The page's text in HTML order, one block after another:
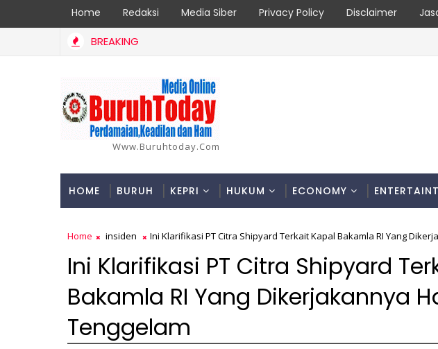
Home Redaksi Media Siber Privacy Policy Disclaimer
BREAKING
Www.buruhtoday.com
HOME BURUH KEPRI HUKUM ECONOMY ENTERTAINT
Home insiden Ini Klarifikasi PT Citra Shipyard Terkait Kapal Bakamla RI Yang
Ini Klarifikasi PT Citra Shipyard
Bakamla RI Yang Dikerjakannya
Tenggelam